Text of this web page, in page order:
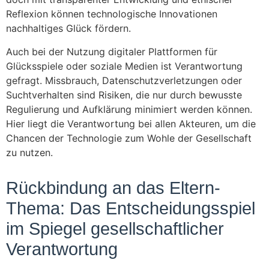
Reflexion können technologische Innovationen
nachhaltiges Glück fördern.
Auch bei der Nutzung digitaler Plattformen für
Glücksspiele oder soziale Medien ist Verantwortung
gefragt. Missbrauch, Datenschutzverletzungen oder
Suchtverhalten sind Risiken, die nur durch bewusste
Regulierung und Aufklärung minimiert werden können.
Hier liegt die Verantwortung bei allen Akteuren, um die
Chancen der Technologie zum Wohle der Gesellschaft
zu nutzen.
Rückbindung an das Eltern-
Thema: Das Entscheidungsspiel
im Spiegel gesellschaftlicher
Verantwortung